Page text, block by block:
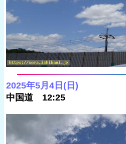
2025年5月4日(日)
中国道 12:25